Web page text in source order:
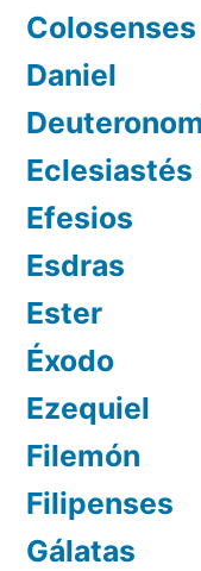
Colosenses
Daniel
Eclesiastés
Efesios
Esdras
Ester
Éxodo
Ezequiel
Filemón
Filipenses
Gálatas